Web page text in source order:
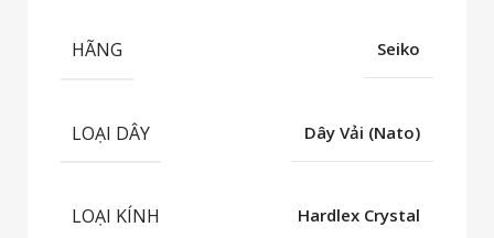
HÃNG Seiko
LOẠI DÂY Dây Vải (Nato)
LOẠI KÍNH Hardlex Crystal